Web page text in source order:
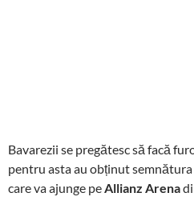
Bavarezii se pregătesc să facă
pentru asta au obținut
care va ajunge peAllianz Arena